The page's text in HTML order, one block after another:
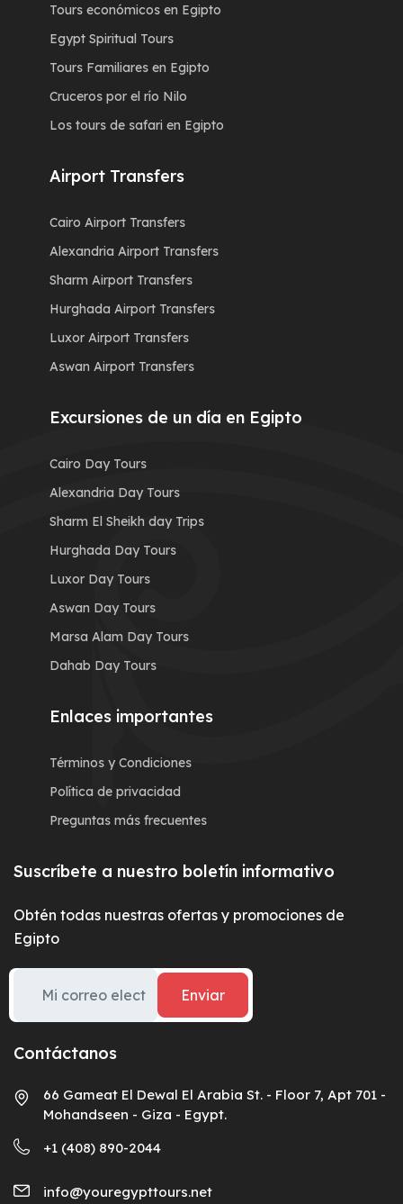
Tours económicos en Egipto
Egypt Spiritual Tours
Tours Familiares en Egipto
Cruceros por el río Nilo
Los tours de safari en Egipto
Airport Transfers
Cairo Airport Transfers
Alexandria Airport Transfers
Sharm Airport Transfers
Hurghada Airport Transfers
Luxor Airport Transfers
Aswan Airport Transfers
Excursiones de un día en Egipto
Cairo Day Tours
Alexandria Day Tours
Sharm El Sheikh day Trips
Hurghada Day Tours
Luxor Day Tours
Aswan Day Tours
Marsa Alam Day Tours
Dahab Day Tours
Enlaces importantes
Términos y Condiciones
Política de privacidad
Preguntas más frecuentes
Suscríbete a nuestro boletín informativo
Obtén todas nuestras ofertas y promociones de
Egipto
Enviar
Contáctanos
66 Gameat El Dewal El Arabia St. - Floor 7, Apt 701 -
Mohandseen - Giza - Egypt.
+1 (408) 890-2044
info@youregypttours.net